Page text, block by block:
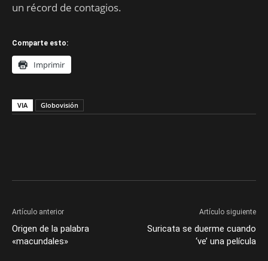
un récord de contagios.
Comparte esto:
Imprimir
VIA Globovisión
Artículo anterior
Origen de la palabra
«macundales»
Artículo siguiente
Suricata se duerme cuando
‘ve’ una película